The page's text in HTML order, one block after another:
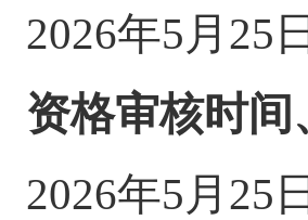
2026年5月25
资格审核时间
2026年5月25